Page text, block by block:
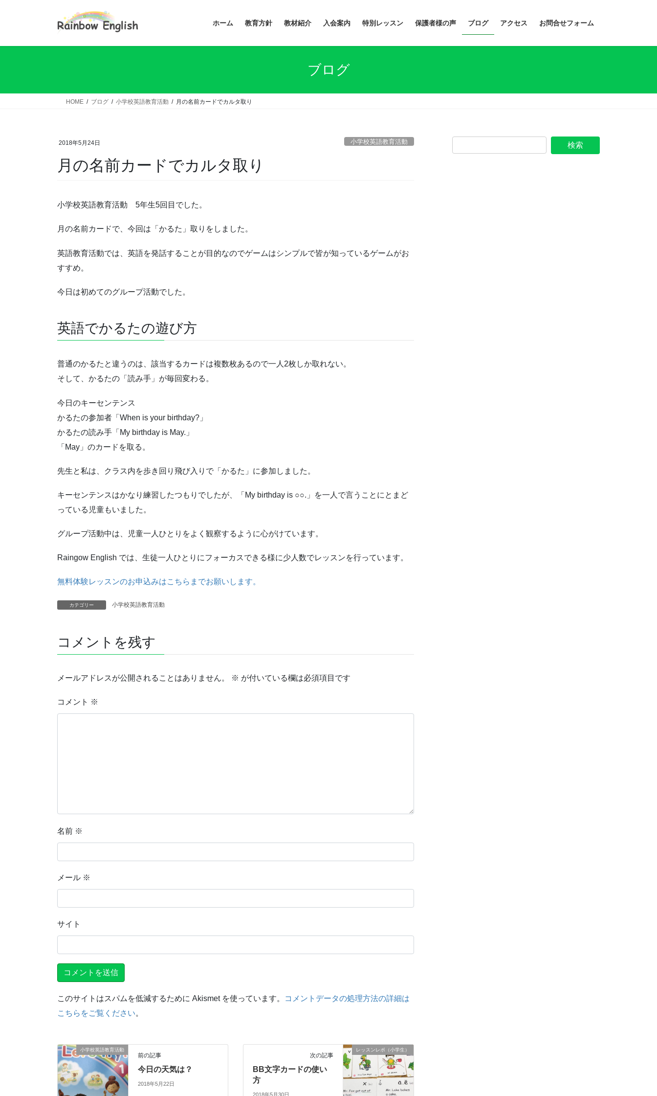
ホーム 教育方針 教材紹介 入会案内 特別レッスン 保護者様の声 ブログ アクセス お問合せフォーム
ブログ
HOME ブログ 小学校英語教育活動 月の名前カードでカルタ取り
2018年5月24日 小学校英語教育活動
月の名前カードでカルタ取り
小学校英語教育活動 5年生5回目でした。
月の名前カードで、今回は「かるた」取りをしました。
英語教育活動では、英語を発話することが目的なのでゲームはシンプルで皆が知っているゲームがお
すすめ。
今日は初めてのグループ活動でした。
英語でかるたの遊び方
普通のかるたと違うのは、該当するカードは複数枚あるので一人2枚しか取れない。
そして、かるたの「読み手」が毎回変わる。
今日のキーセンテンス
かるたの参加者「When is your birthday?」
かるたの読み手「My birthday is May.」
「May」のカードを取る。
先生と私は、クラス内を歩き回り飛び入りで「かるた」に参加しました。
キーセンテンスはかなり練習したつもりでしたが、「My birthday is ○○.」を一人で言うことにとまど
っている児童もいました。
グループ活動中は、児童一人ひとりをよく観察するように心がけています。
Raingow English では、生徒一人ひとりにフォーカスできる様に少人数でレッスンを行っています。
無料体験レッスンのお申込みはこちらまでお願いします。
カテゴリー 小学校英語教育活動
コメントを残す
メールアドレスが公開されることはありません。 ※ が付いている欄は必須項目です
コメント ※
名前 ※
メール ※
サイト
このサイトはスパムを低減するために Akismet を使っています。
コメントデータの処理方法の詳細は
こちらをご覧ください。
小学校英語教育活動
前の記事
今日の天気は？
2018年5月22日
レッスンレポ（小学生）
次の記事
BB文字カードの使い
方
2018年5月30日